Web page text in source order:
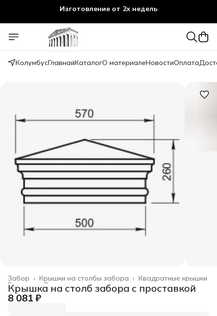
Изготовление от 2х недель
КолумбусГлавнаяКаталогО материалеНовостиОплата
Квадратные крышки
Крышки на столбы забора ›
Забор ›
Весь архитектурный декор ›
Главная ›
Крышка на столб забора с проставкой
8 081 ₽